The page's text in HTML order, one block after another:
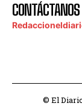
CONTÁCTANOS
© El